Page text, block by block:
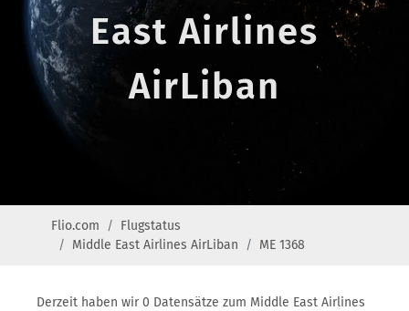
East Airlines
AirLiban
Flio.com
Flugstatus
Middle East Airlines AirLiban
ME 1368
Derzeit haben wir 0 Datensätze zum Middle East Airlines